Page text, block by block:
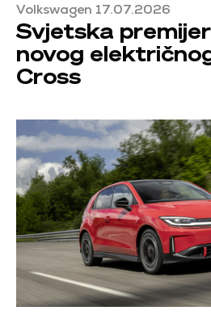
Volkswagen 17.07.2026
Svjetska
novog
Cross